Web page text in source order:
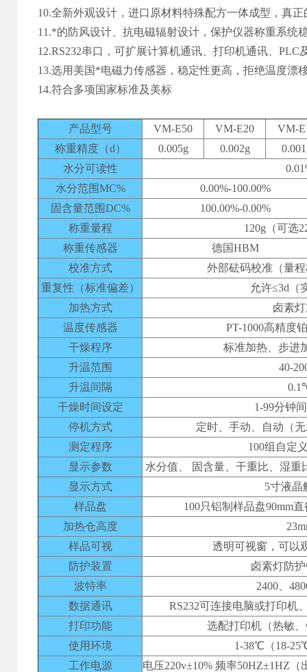
10.全新外观设计，进口原材料特殊配方一体成型，真正
11.*的防风设计、抗电磁辐射设计，保护仪器称重系统
12.RS232串口，可扩展计算机通讯、打印机通讯、PLC
13.选用美国*电磁力传感器，稳定性更高，拒绝温度漂
14.符合多项国家标准及美标
产品型号 VM-E50 VM-E20
VM-
称重精度（d）
0.005g 0.002g
水分可读性
水分范围MC%
0.00%-100.00%
固含量范围DC%
100.00%-0.00%
称重量程
120g（可选
称重传感器
德国HBM
校准方式
外部砝码校准（量
重复性（标准偏差）
允许≤3d（
加热方式
卤素
温度传感器
PT-1000高精度
干燥程序
标准加热、步进
升温范围
40-
升温间隔
干燥时间设定
1-99分钟
停机方式
定时、手动、自动（
测定程序
100组自定
显示参数
水分值、 固含量、干重比、湿
显示方式
5寸液晶
样品盘
100只铝制样品盘90mm
加热仓高度
样品可视
透明可视窗，可以
防护装置
卤素灯防
波特率
2400、
数据通讯
RS232可连接电脑或打印机
打印功能
选配打印机（热敏
使用环境
1-38℃（18-
工作电源
电压220v±10% 频率50HZ±1HZ